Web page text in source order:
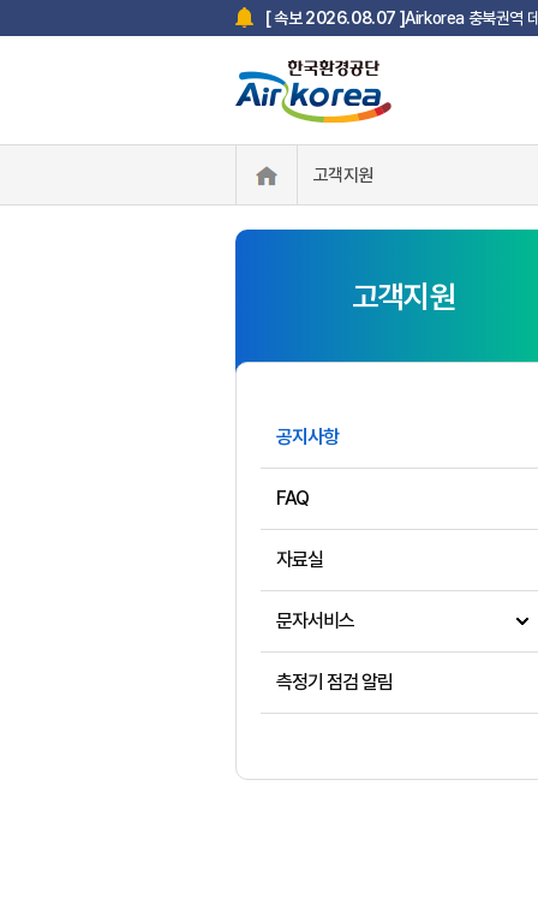
[ 속보 2025.07.18 ] 한국환경공단 사칭 스
[ 속보 2026.08.07 ]
고객지원
고객지원
공지사항
FAQ
자료실
문자서비스
측정기 점검 알림